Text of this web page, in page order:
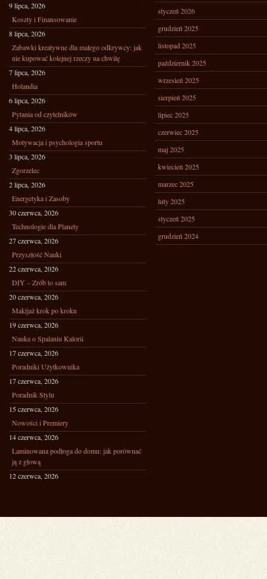
9 lipca, 2026
Koszty i Finansowanie
8 lipca, 2026
Zabawki kreatywne dla małego odkrywcy: jak
nie kupować kolejnej rzeczy na chwilę
7 lipca, 2026
Holandia
6 lipca, 2026
Pytania od czytelników
4 lipca, 2026
Motywacja i psychologia sportu
3 lipca, 2026
Zgorzelec
2 lipca, 2026
Energetyka i Zasoby
30 czerwca, 2026
Technologie dla Planety
27 czerwca, 2026
Przyszłość Nauki
22 czerwca, 2026
DIY – Zrób to sam
20 czerwca, 2026
Makijaż krok po kroku
19 czerwca, 2026
Nauka o Spalaniu Kalorii
17 czerwca, 2026
Poradniki Użytkownika
17 czerwca, 2026
Poradnik Stylu
15 czerwca, 2026
Nowości i Premiery
14 czerwca, 2026
Laminowana podłoga do domu: jak porównać
ją z głową
12 czerwca, 2026
styczeń 2026
grudzień 2025
listopad 2025
październik 2025
wrzesień 2025
sierpień 2025
lipiec 2025
czerwiec 2025
maj 2025
kwiecień 2025
marzec 2025
luty 2025
styczeń 2025
grudzień 2024